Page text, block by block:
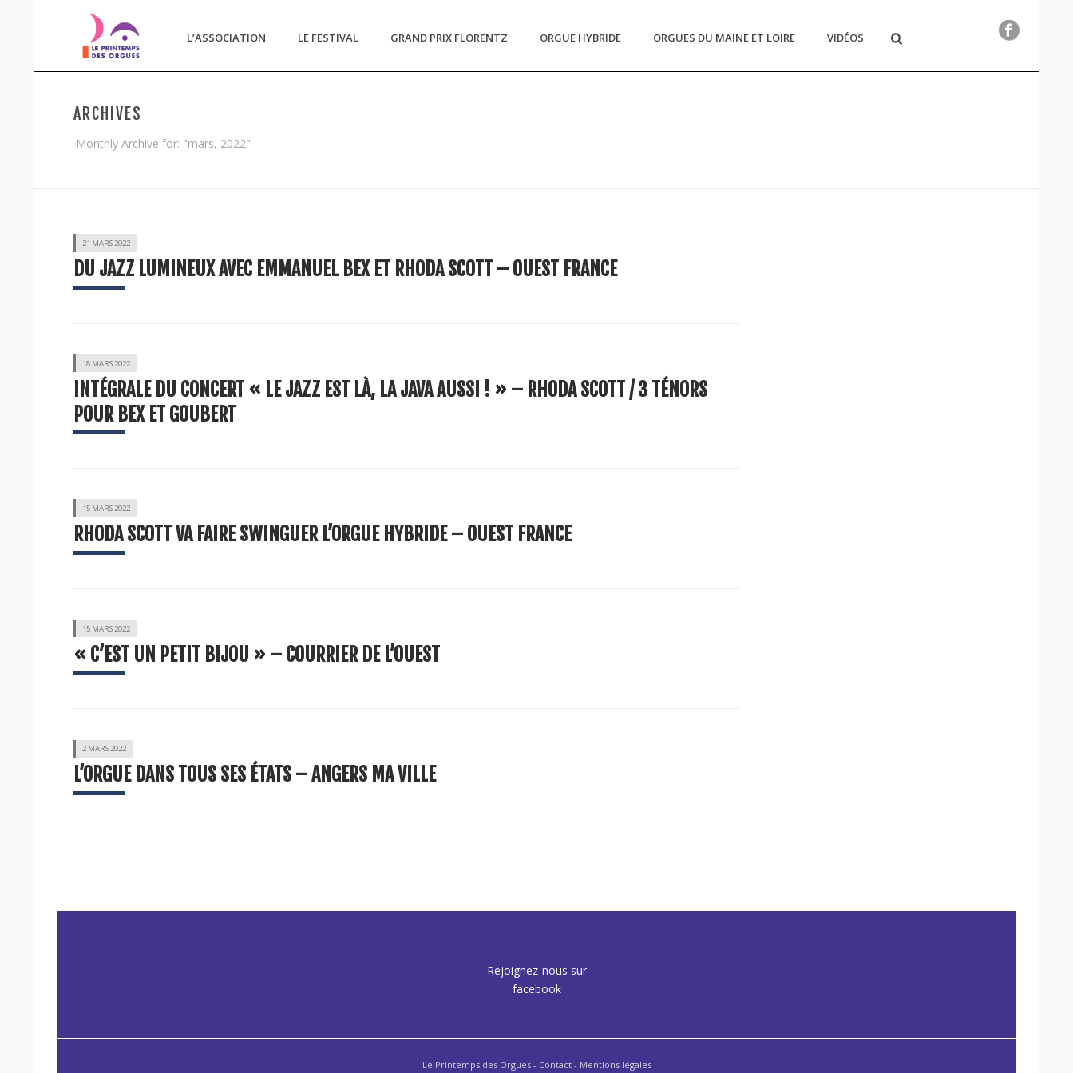
L’ASSOCIATION LE FESTIVAL GRAND PRIX FLORENTZ ORGUE HYBRIDE ORGUES DU MAINE ET LOIRE VIDÉOS
ARCHIVES
Monthly Archive for: "mars, 2022"
21 MARS 2022
DU JAZZ LUMINEUX AVEC EMMANUEL BEX ET RHODA SCOTT – OUEST FRANCE
18 MARS 2022
INTÉGRALE DU CONCERT « LE JAZZ EST LÀ, LA JAVA AUSSI ! » – RHODA SCOTT / 3 TÉNORS
POUR BEX ET GOUBERT
15 MARS 2022
RHODA SCOTT VA FAIRE SWINGUER L’ORGUE HYBRIDE – OUEST FRANCE
15 MARS 2022
« C’EST UN PETIT BIJOU » – COURRIER DE L’OUEST
2 MARS 2022
L’ORGUE DANS TOUS SES ÉTATS – ANGERS MA VILLE
Rejoignez-nous sur
facebook
Le Printemps des Orgues - Contact- Mentions légales